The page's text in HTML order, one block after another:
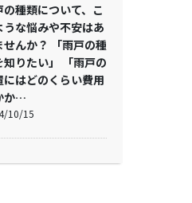
の種類について、こ
うな悩みや不安はあ
せんか？ 「雨戸の種
知りたい」 「雨戸の
にはどのくらい費用
か…
10/15